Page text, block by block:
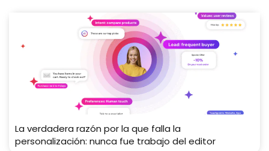
La verdadera razón por la que falla la
personalización: nunca fue trabajo del editor